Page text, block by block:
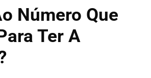
Número Que
Ter A